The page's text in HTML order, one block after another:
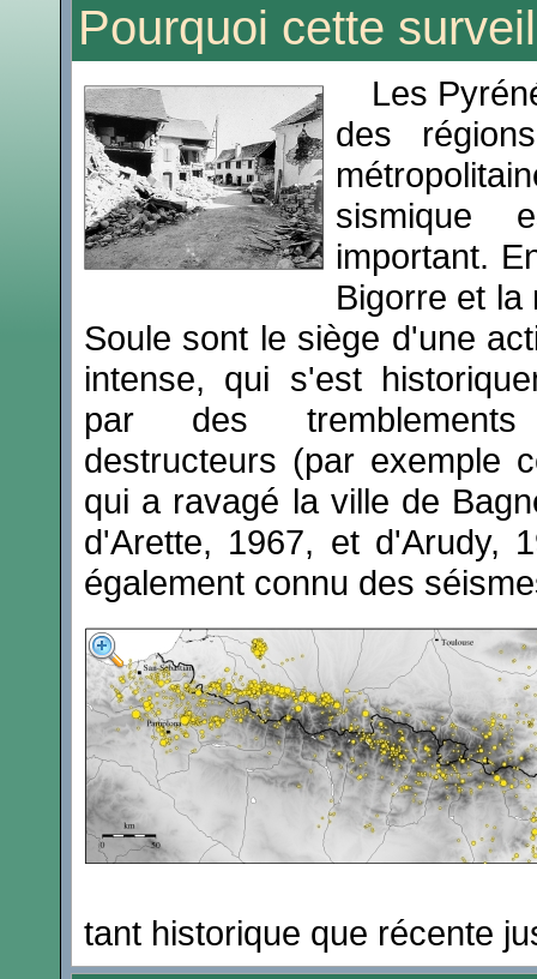
Pourquoi cette
Les
des
sismique
important.
Bigorre et la
Soule sont le siège d'une
intense, qui s'est
par des
destructeurs (par exemple
qui a ravagé la ville de
d'Arette, 1967, et d'Arudy,
également connu des
tant historique que récente